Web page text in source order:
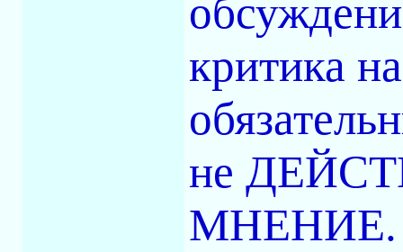
критика
не
МНЕНИЕ.